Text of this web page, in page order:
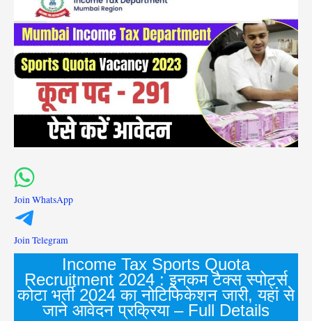
Join WhatsApp
Join Telegram
Income Tax Sports Quota
Recruitment 2024 : इनकम टैक्स स्पोर्ट्स
कोटा भर्ती 2024 का नोटिफिकेशन जारी, यहां से
जाने आवेदन प्रक्रिया – Full Details